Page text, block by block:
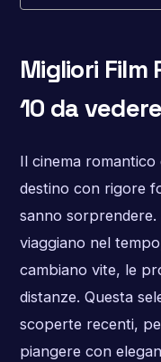
Migliori Film
10 da
Il cinema romantico
destino con rigore
sanno
viaggiano nel
cambiano vite, le
distanze. Questa
scoperte recenti,
piangere con